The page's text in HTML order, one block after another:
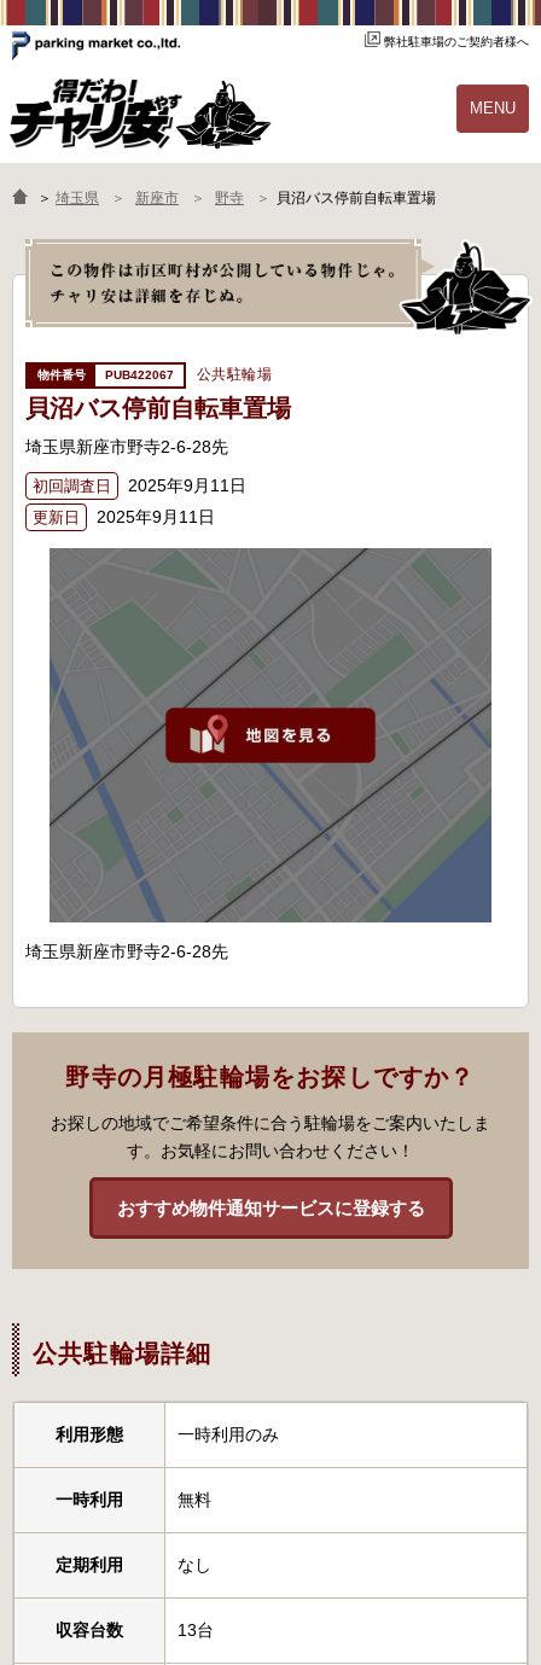
弊社駐車場のご契約者様へ
MENU
物件一覧 ご契約の流れ
よくあるご質問 駐輪場オーナー様へ
＞ 埼玉県 新座市 野寺 貝沼バス停前自転車置場
PUB422067 公共駐輪場
貝沼バス停前自転車置場
埼玉県新座市野寺2-6-28先
初回調査日 2025年9月11日
更新日 2025年9月11日
埼玉県新座市野寺2-6-28先
野寺の月極駐輪場をお探しですか？
お探しの地域でご希望条件に合う駐輪場をご案内いたしま
す。お気軽にお問い合わせください！
おすすめ物件通知サービスに登録する
公共駐輪場詳細
利用形態 一時利用のみ
一時利用 無料
定期利用 なし
収容台数 13台